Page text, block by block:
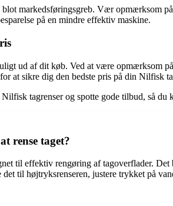
markedsføringsgreb. Vær opmærksom
på en mindre effektiv maskine.
ud af dit køb. Ved at være opmærksom
at sikre dig den bedste pris på din Nilfisk
tagrenser og spotte gode tilbud, så
rense taget?
til effektiv rengøring af tagoverflader.
til højtryksrenseren, justere trykket på